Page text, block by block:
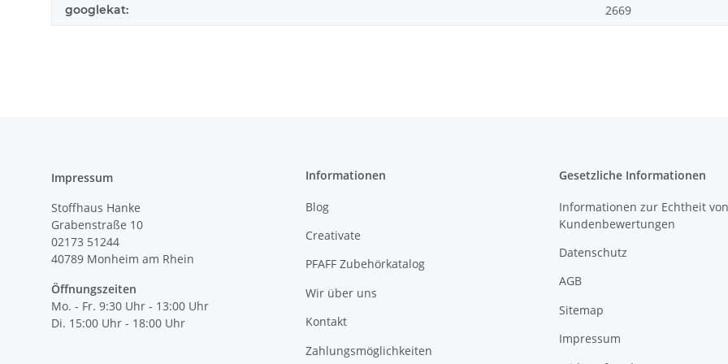
googlekat: 2669
Impressum
Stoffhaus Hanke
Grabenstraße 10
02173 51244
40789 Monheim am Rhein
Öffnungszeiten
Mo. - Fr. 9:30 Uhr - 13:00 Uhr
Di. 15:00 Uhr - 18:00 Uhr
Informationen
Blog
Creativate
PFAFF Zubehörkatalog
Wir über uns
Kontakt
Zahlungsmöglichkeiten
Gesetzliche Informationen
Informationen zur Echtheit von
Kundenbewertungen
Datenschutz
AGB
Sitemap
Impressum